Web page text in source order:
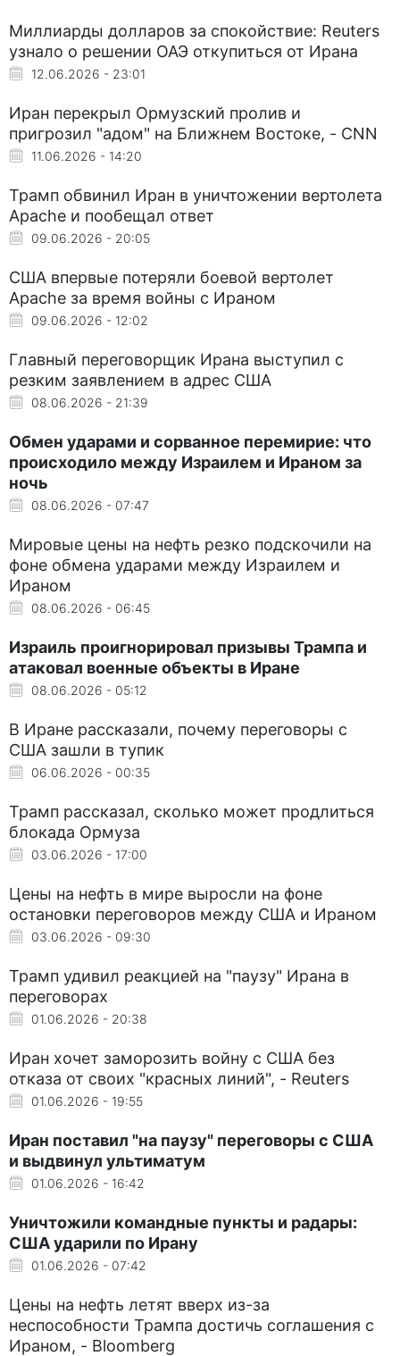
Миллиарды долларов за спокойствие: Reuters
узнало о решении ОАЭ откупиться от Ирана
12.06.2026 - 23:01
Иран перекрыл Ормузский пролив и
пригрозил "адом" на Ближнем Востоке, - CNN
11.06.2026 - 14:20
Трамп обвинил Иран в уничтожении вертолета
Apache и пообещал ответ
09.06.2026 - 20:05
США впервые потеряли боевой вертолет
Apache за время войны с Ираном
09.06.2026 - 12:02
Главный переговорщик Ирана выступил с
резким заявлением в адрес США
08.06.2026 - 21:39
Обмен ударами и сорванное перемирие: что
происходило между Израилем и Ираном за
ночь
08.06.2026 - 07:47
Мировые цены на нефть резко подскочили на
фоне обмена ударами между Израилем и
Ираном
08.06.2026 - 06:45
Израиль проигнорировал призывы Трампа и
атаковал военные объекты в Иране
08.06.2026 - 05:12
В Иране рассказали, почему переговоры с
США зашли в тупик
06.06.2026 - 00:35
Трамп рассказал, сколько может продлиться
блокада Ормуза
03.06.2026 - 17:00
Цены на нефть в мире выросли на фоне
остановки переговоров между США и Ираном
03.06.2026 - 09:30
Трамп удивил реакцией на "паузу" Ирана в
переговорах
01.06.2026 - 20:38
Иран хочет заморозить войну с США без
отказа от своих "красных линий", - Reuters
01.06.2026 - 19:55
Иран поставил "на паузу" переговоры с США
и выдвинул ультиматум
01.06.2026 - 16:42
Уничтожили командные пункты и радары:
США ударили по Ирану
01.06.2026 - 07:42
Цены на нефть летят вверх из-за
неспособности Трампа достичь соглашения с
Ираном, - Bloomberg